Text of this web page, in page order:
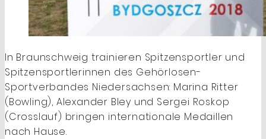
In Braunschweig trainieren Spitzensportler und
Spitzensportlerinnen des Gehörlosen-
Sportverbandes Niedersachsen: Marina Ritter
(Bowling), Alexander Bley und Sergei Roskop
(Crosslauf) bringen internationale Medaillen
nach Hause.